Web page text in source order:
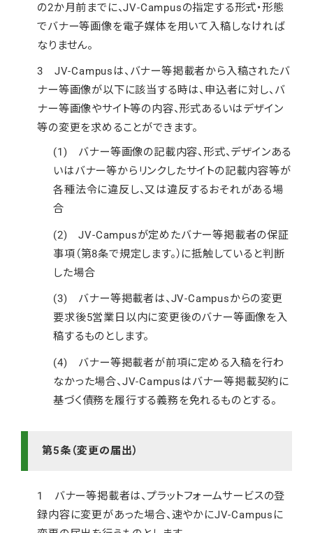
の2か月前までに、JV-Campusの指定する形式・形態
でバナー等画像を電子媒体を用いて入稿しなければ
なりません。
3 JV-Campusは、バナー等掲載者から入稿されたバ
ナー等画像が以下に該当する時は、申込者に対し、バ
ナー等画像やサイト等の内容、形式あるいはデザイン
等の変更を求めることができます。
(1) バナー等画像の記載内容、形式、デザインある
いはバナー等からリンクしたサイトの記載内容等が
各種法令に違反し、又は違反するおそれがある場
合
(2) JV-Campusが定めたバナー等掲載者の保証
事項（第8条で規定します。）に抵触していると判断
した場合
(3) バナー等掲載者は、JV-Campusからの変更
要求後5営業日以内に変更後のバナー等画像を入
稿するものとします。
(4) バナー等掲載者が前項に定める入稿を行わ
なかった場合、JV-Campusはバナー等掲載契約に
基づく債務を履行する義務を免れるものとする。
第5条（変更の届出）
1 バナー等掲載者は、プラットフォームサービスの登
録内容に変更があった場合、速やかにJV-Campusに